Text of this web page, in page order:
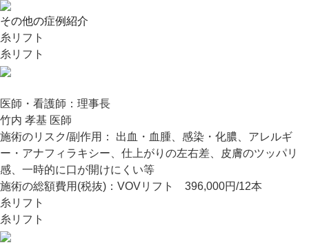
その他の症例紹介
糸リフト
糸リフト
医師・看護師： 理事長
竹内 孝基 医師
施術のリスク/副作用：
出血・血腫、感染・化膿、アレルギ
ー・アナフィラキシー、仕上がりの左右差、皮膚のツッパリ
感、一時的に口が開けにくい等
施術の総額費用(税抜)： VOVリフト 396,000円/12本
糸リフト
糸リフト